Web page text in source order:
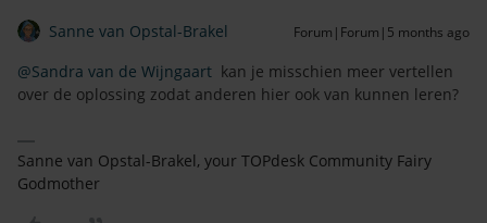
Sanne van Opstal-Brakel Forum|Forum|5 months ago
@Sandra van de Wijngaart kan je misschien meer vertellen
over de oplossing zodat anderen hier ook van kunnen leren?
Sanne van Opstal-Brakel, your TOPdesk Community Fairy
Godmother